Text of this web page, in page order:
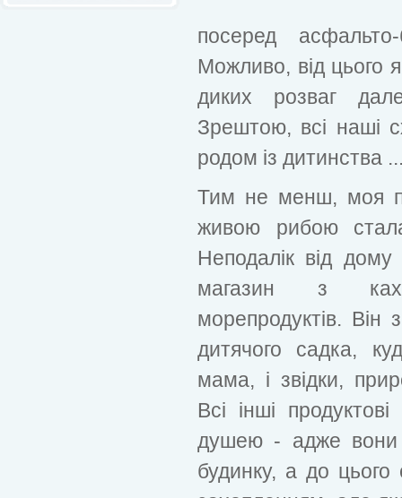
посеред
Можливо, від цього
диких розваг
Зрештою, всі наші
родом із дитинства
Тим не менш, моя
живою рибою
Неподалік від
магазин з
морепродуктів. Він
дитячого садка,
мама, і звідки,
Всі інші
душею - адже вони
будинку, а до